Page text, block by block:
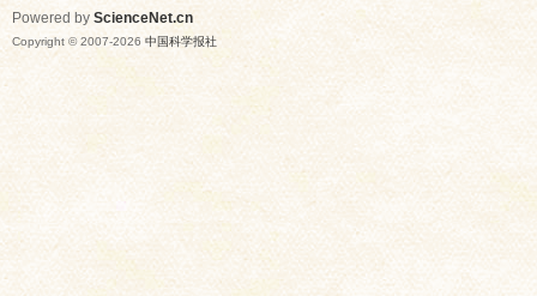
Powered by ScienceNet.cn
Copyright © 2007-2026 中国科学报社